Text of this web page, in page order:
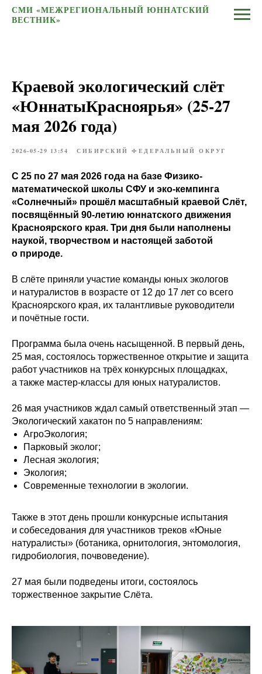
СМИ «МЕЖРЕГИОНАЛЬНЫЙ ЮННАТСКИЙ
ВЕСТНИК»
Краевой экологический слёт
«ЮннатыКрасноярья» (25-27
мая 2026 года)
2026-05-29 13:54 СИБИРСКИЙ ФЕДЕРАЛЬНЫЙ ОКРУГ
С 25 по 27 мая 2026 года на базе Физико-
математической школы СФУ и эко-кемпинга
«Солнечный» прошёл масштабный краевой Слёт,
посвящённый 90-летию юннатского движения
Красноярского края. Три дня были наполнены
наукой, творчеством и настоящей заботой
о природе.
В слёте приняли участие команды юных экологов
и натуралистов в возрасте от 12 до 17 лет со всего
Красноярского края, их талантливые руководители
и почётные гости.
Программа была очень насыщенной. В первый день,
25 мая, состоялось торжественное открытие и защита
работ участников на трёх конкурсных площадках,
а также мастер-классы для юных натуралистов.
26 мая участников ждал самый ответственный этап —
Экологический хакатон по 5 направлениям:
АгроЭкология;
Парковый эколог;
Лесная экология;
Экология;
Современные технологии в экологии.
Также в этот день прошли конкурсные испытания
и собеседования для участников треков «Юные
натуралисты» (ботаника, орнитология, энтомология,
гидробиология, почвоведение).
27 мая были подведены итоги, состоялось
торжественное закрытие Слёта.